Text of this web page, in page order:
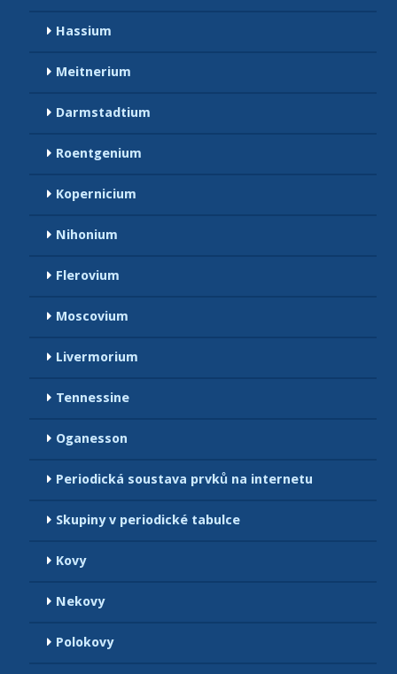
Hassium
Meitnerium
Darmstadtium
Roentgenium
Kopernicium
Nihonium
Flerovium
Moscovium
Livermorium
Tennessine
Oganesson
Periodická soustava prvků na internetu
Skupiny v periodické tabulce
Kovy
Nekovy
Polokovy